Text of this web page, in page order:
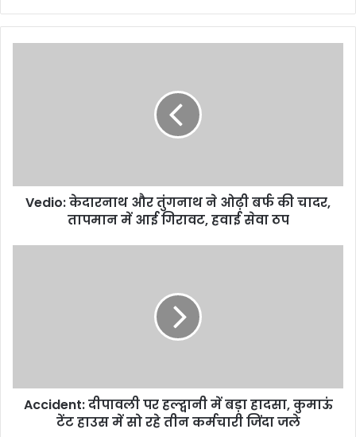
b
s
e
Vedio: केदारनाथ और तुंगनाथ ने ओढ़ी बर्फ की चादर,
तापमान में आई गिरावट, हवाई सेवा ठप
Accident: दीपावली पर हल्द्वानी में बड़ा हादसा, कुमाऊं
टेंट हाउस में सो रहे तीन कर्मचारी जिंदा जले